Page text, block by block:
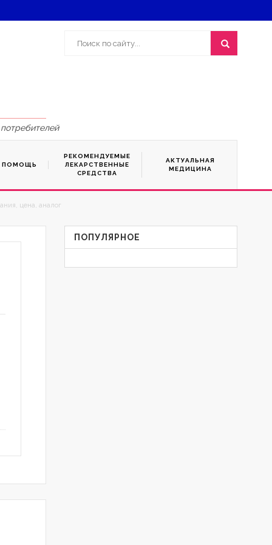
ПОМОЩЬ
РЕКОМЕНДУЕМЫЕ
ЛЕКАРСТВЕННЫЕ
СРЕДСТВА
АКТУАЛЬНАЯ
МЕДИЦИНА
цена, аналог
ПОПУЛЯРНОЕ